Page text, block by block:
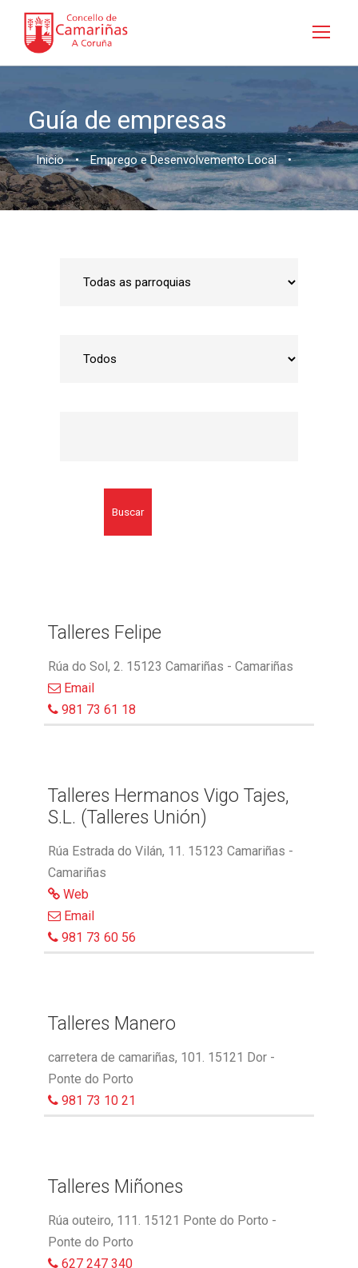
Guía de empresas
Inicio • Emprego e Desenvolvemento Local •
Buscar
Talleres Felipe
Rúa do Sol, 2. 15123 Camariñas - Camariñas
Email
981 73 61 18
Talleres Hermanos Vigo Tajes,
S.L. (Talleres Unión)
Rúa Estrada do Vilán, 11. 15123 Camariñas -
Camariñas
Web
Email
981 73 60 56
Talleres Manero
carretera de camariñas, 101. 15121 Dor -
Ponte do Porto
981 73 10 21
Talleres Miñones
Rúa outeiro, 111. 15121 Ponte do Porto -
Ponte do Porto
627 247 340